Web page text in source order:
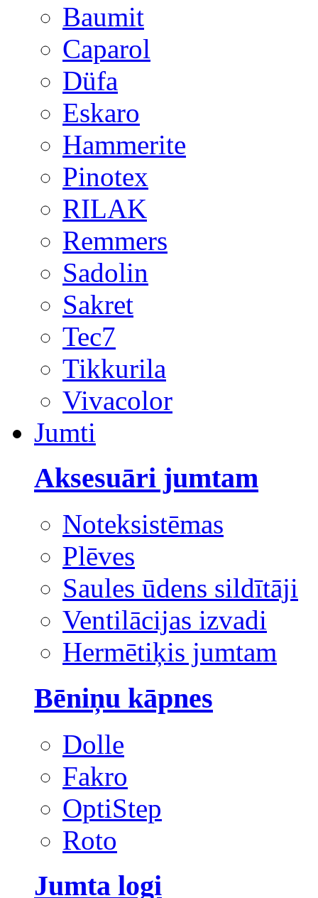
Baumit
Caparol
Düfa
Eskaro
Hammerite
Pinotex
RILAK
Remmers
Sadolin
Sakret
Tec7
Tikkurila
Vivacolor
Jumti
Aksesuāri jumtam
Noteksistēmas
Plēves
Saules ūdens sildītāji
Ventilācijas izvadi
Hermētiķis jumtam
Bēniņu kāpnes
Dolle
Fakro
OptiStep
Roto
Jumta logi